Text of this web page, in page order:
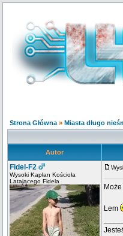
Strona Główna » Miasta długo
Autor
Fidel-F2
Wysoki Kapłan Kościoła
Latającego Fidela
Lem